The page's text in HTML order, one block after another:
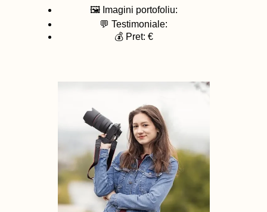
🖼️ Imagini portofoliu:
💬 Testimoniale:
💰 Pret: €